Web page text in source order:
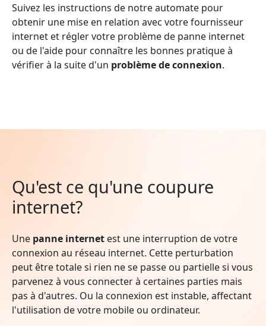
Suivez les instructions de notre automate pour
obtenir une mise en relation avec votre fournisseur
internet et régler votre problème de panne internet
ou de l'aide pour connaître les bonnes pratique à
vérifier à la suite d'un problème de connexion.
Qu'est ce qu'une coupure
internet?
Une panne internet est une interruption de votre
connexion au réseau internet. Cette perturbation
peut être totale si rien ne se passe ou partielle si vous
parvenez à vous connecter à certaines parties mais
pas à d'autres. Ou la connexion est instable, affectant
l'utilisation de votre mobile ou ordinateur.